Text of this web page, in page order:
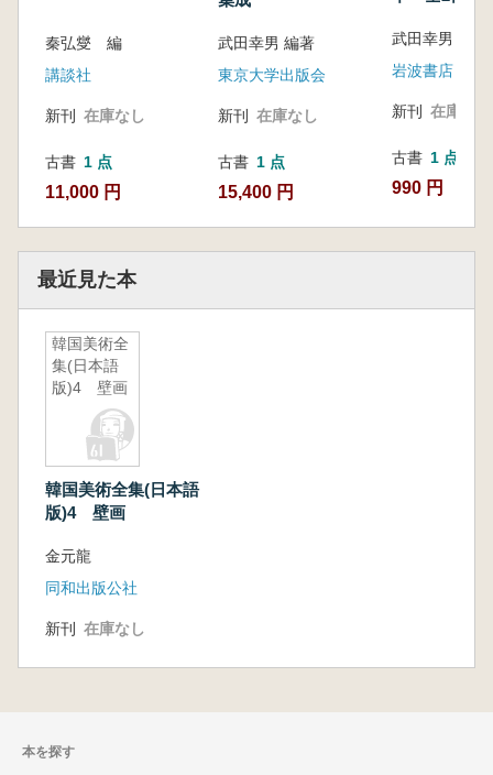
秦弘燮 編
講談社
新刊 在庫なし
古書 1 点
11,000 円
武田幸男 編著
東京大学出版会
新刊 在庫なし
古書 1 点
15,400 円
武田幸男 編
岩波書店
新刊 在庫なし
古書 1 点
990 円
最近見た本
韓国美術全
集(日本語
版)4 壁画
韓国美術全集(日本語
版)4 壁画
金元龍
同和出版公社
新刊 在庫なし
本を探す